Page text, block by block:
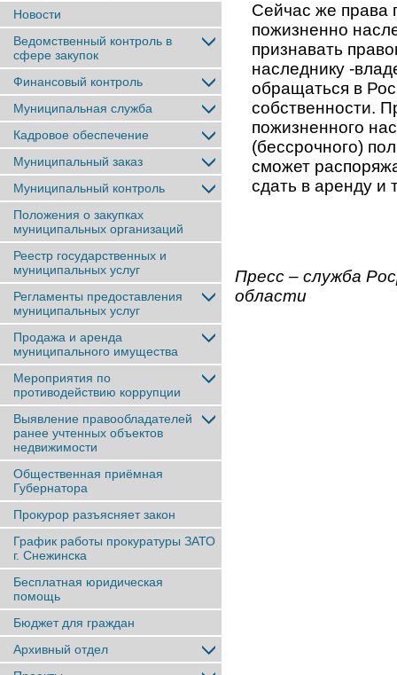
Новости
Ведомственный контроль в
сфере закупок
Финансовый контроль
Муниципальная служба
Кадровое обеспечение
Муниципальный заказ
Муниципальный контроль
Положения о закупках
муниципальных организаций
Реестр государственных и
муниципальных услуг
Регламенты предоставления
муниципальных услуг
Продажа и аренда
муниципального имущества
Мероприятия по
противодействию коррупции
Выявление правообладателей
ранее учтенныx объектов
недвижимости
Общественная приёмная
Губернатора
Прокурор разъясняет закон
График работы прокуратуры ЗАТО
г. Снежинска
Бесплатная юридическая
помощь
Бюджет для граждан
Архивный отдел
Сейчас же права
пожизненно
признавать
наследнику -
обращаться в
собственности.
пожизненного
(бессрочного)
сможет
сдать в аренду и
Пресс – служба
области